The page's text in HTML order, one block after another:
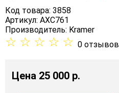
Код товара: 3858
Артикул: AXC761
Производитель: Kramer
☆ ☆ ☆ ☆ ☆ 0 отзывов
Цена 25 000 p.